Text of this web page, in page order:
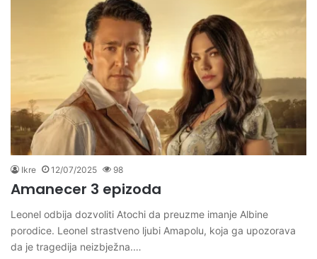
Ikre 12/07/2025 98
Amanecer 3 epizoda
Leonel odbija dozvoliti Atochi da preuzme imanje Albine
porodice. Leonel strastveno ljubi Amapolu, koja ga upozorava
da je tragedija neizbježna.…